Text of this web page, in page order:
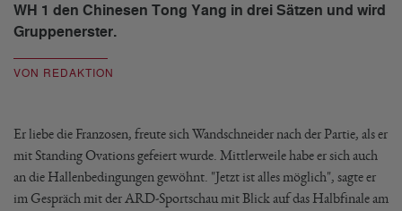
WH 1 den Chinesen Tong Yang in drei Sätzen und wird
Gruppenerster.
VON REDAKTION
Er liebe die Franzosen, freute sich Wandschneider nach der Partie, als er
mit Standing Ovations gefeiert wurde. Mittlerweile habe er sich auch
an die Hallenbedingungen gewöhnt. "Jetzt ist alles möglich", sagte er
im Gespräch mit der ARD-Sportschau mit Blick auf das Halbfinale am